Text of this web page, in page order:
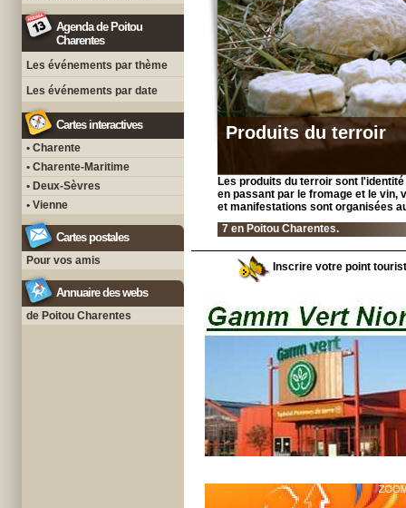
Agenda de Poitou
Charentes
Les événements par thème
Les événements par date
Cartes interactives
• Charente
• Charente-Maritime
• Deux-Sèvres
• Vienne
Cartes postales
Pour vos amis
Annuaire des webs
de Poitou Charentes
Produits du terroir
Les produits du terroir sont
en passant par le fromage et le
et manifestations sont organisées
7 en Poitou Charentes.
Inscrire votre point